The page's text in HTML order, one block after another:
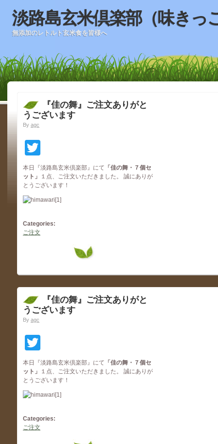
淡路島玄米倶楽部（味きっ
無添加のレトルト玄米食を皆様へ
『佳の舞』ご注文ありがと
うございます
By agc
本日『淡路島玄米倶楽部』にて 「佳の舞・７個セ
ット 」
１点、ご注文いただきました。 誠にありが
とうございます！
Categories:
ご注文
『佳の舞』ご注文ありがと
うございます
By agc
本日『淡路島玄米倶楽部』にて 「佳の舞・７個セ
ット 」
１点、ご注文いただきました。 誠にありが
とうございます！
Categories:
ご注文